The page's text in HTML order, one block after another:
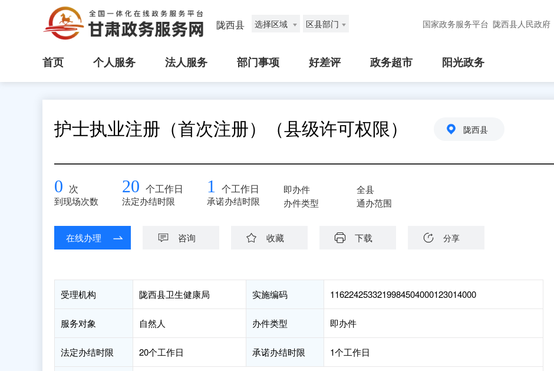
陇西县 选择区域 区县部门 国家政务服务平台 陇西县人民政府
首页 个人服务 法人服务 部门事项 好差评 政务超市 阳光政务
护士执业注册（首次注册）（县级许可权限） 陇西县
0 次
到现场次数
20 个工作日
法定办结时限
1 个工作日
承诺办结时限
即办件
办件类型
全县
通办范围
在线办理 咨询 收藏 下载 分享
受理机构 陇西县卫生健康局 实施编码 1162242533219984504000123014000
服务对象 自然人 办件类型 即办件
法定办结时限 20个工作日 承诺办结时限 1个工作日